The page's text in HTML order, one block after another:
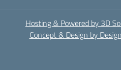
Hosting & Powered by 3D
Concept & Design by